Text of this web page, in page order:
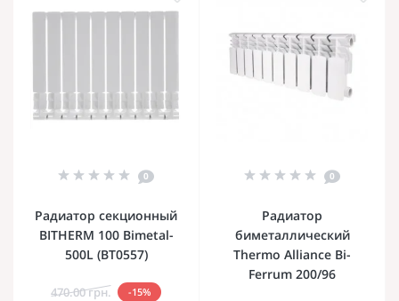
0
Радиатор секционный
BITHERM 100 Bimetal-
500L (BT0557)
470.00 грн. -15%
0
Радиатор
биметаллический
Thermo Alliance Bi-
Ferrum 200/96